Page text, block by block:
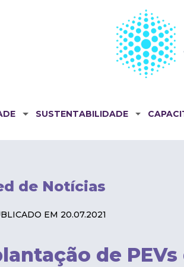
SUSTENTABILIDADE
de Notícias
EM 20.07.2021
de